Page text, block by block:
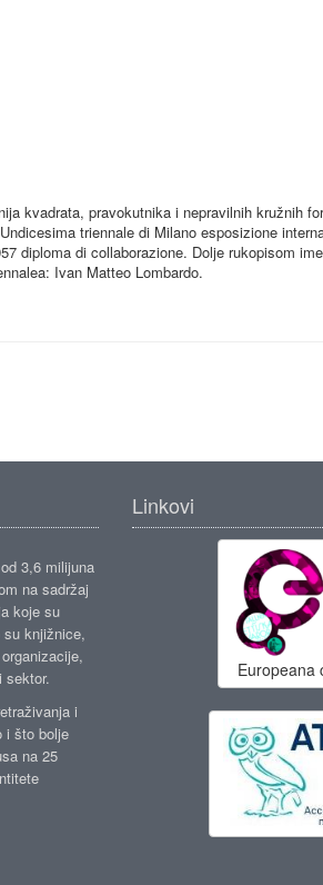
kvadrata, pravokutnika i nepravilnih kružnih
triennale di Milano esposizione
diploma di collaborazione. Dolje rukopisom
Ivan Matteo Lombardo.
3,6 milijuna
na sadržaj
koje su
su knjižnice,
sektor.
i
i što bolje
na 25
Linkovi
Europeana